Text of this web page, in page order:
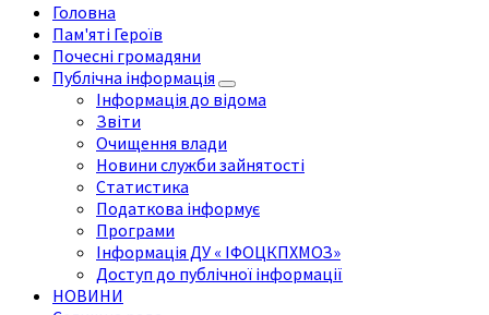
Головна
Пам'яті Героїв
Почесні громадяни
Публічна інформація
Інформація до відома
Звіти
Очищення влади
Новини служби зайнятості
Статистика
Податкова інформує
Програми
Інформація ДУ « ІФОЦКПХМОЗ»
Доступ до публічної інформації
НОВИНИ